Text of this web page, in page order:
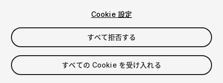
$4.99
消費税は決済時に計算されます
Cookie 設定
すべて拒否する
すべての Cookie を受け入れる